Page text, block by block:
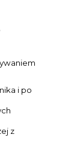
i po
z